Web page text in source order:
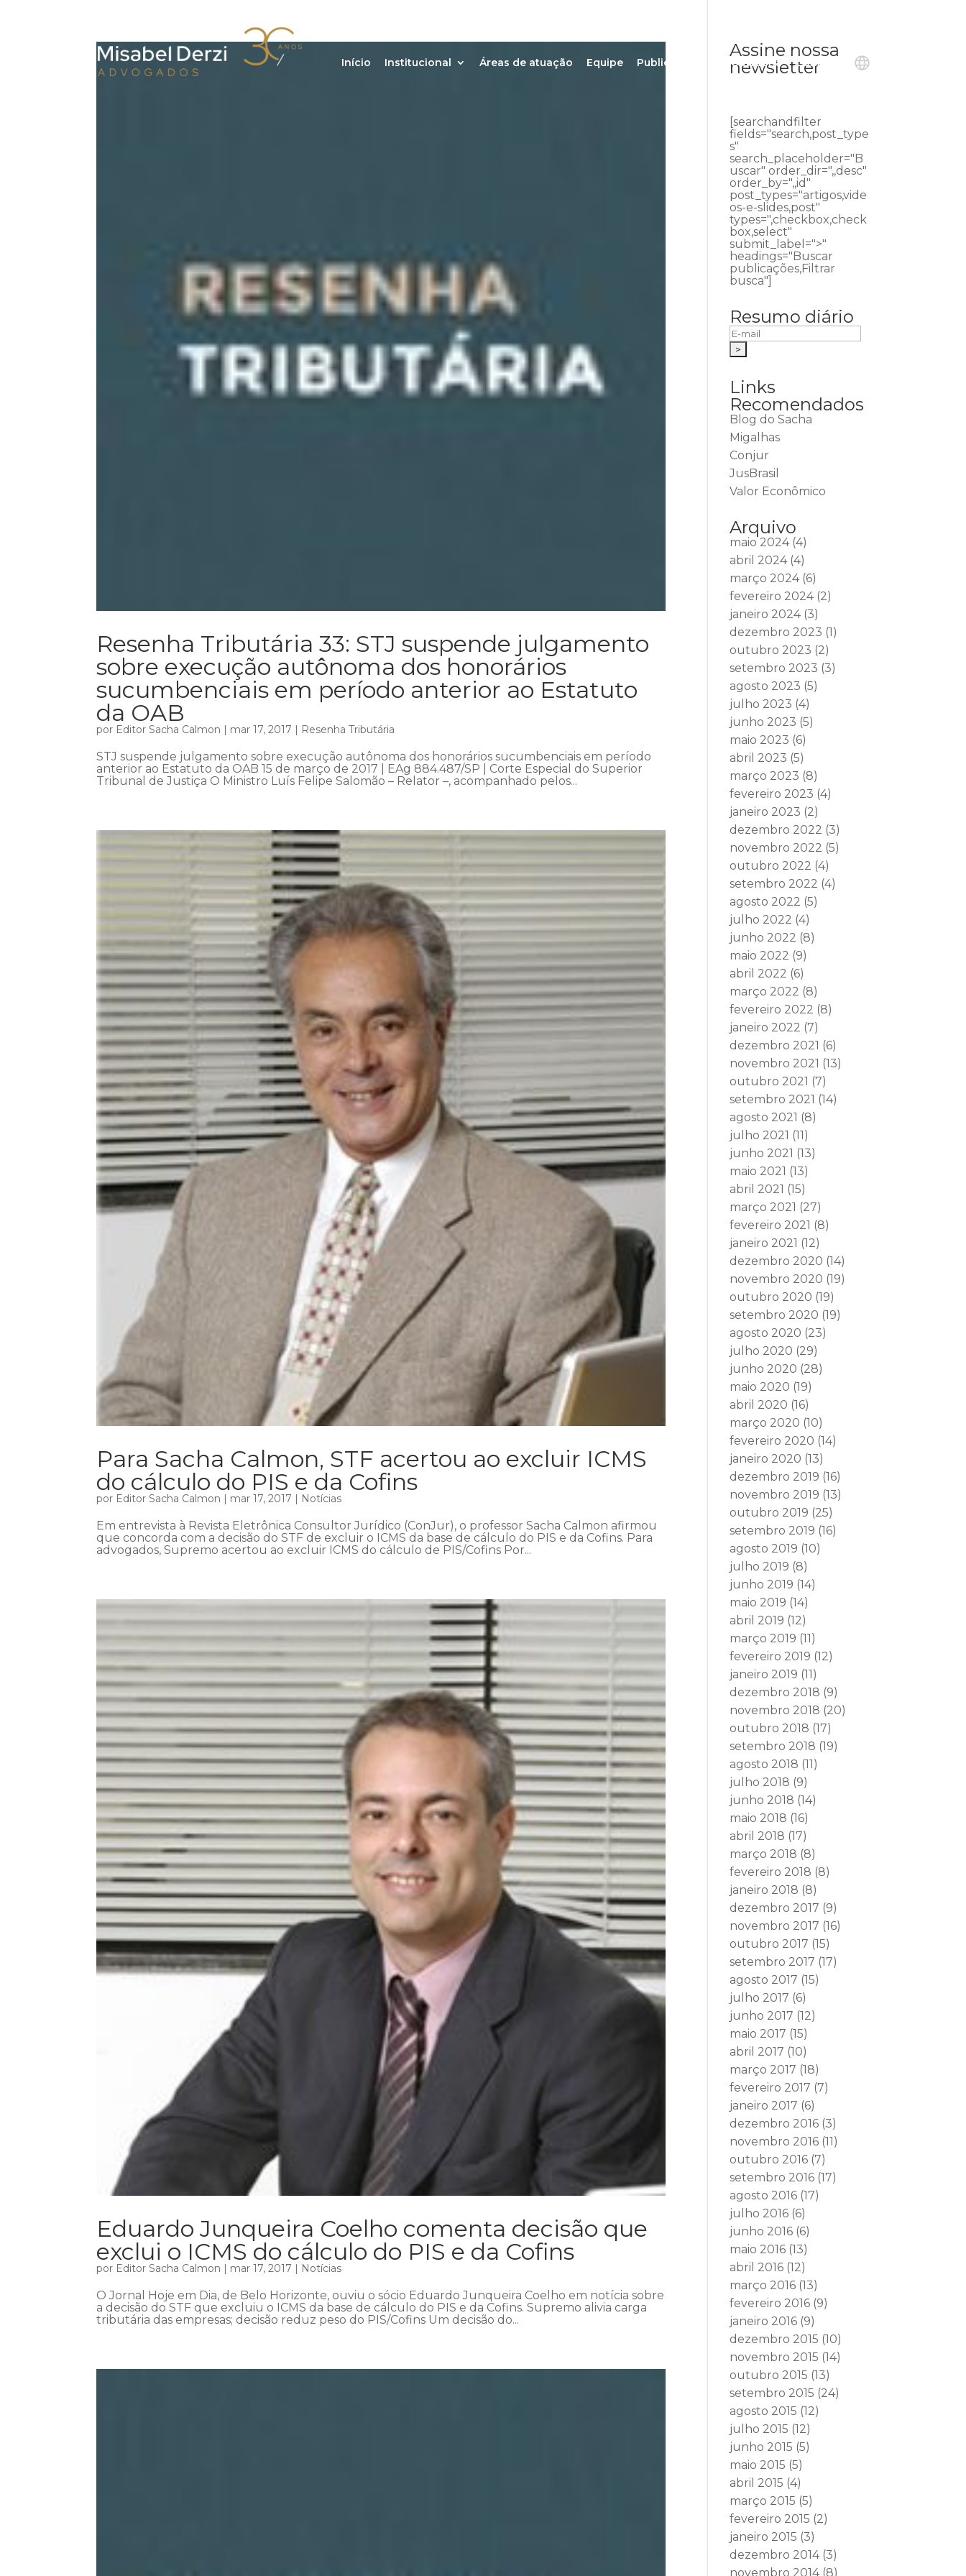
Início Institucional Áreas de atuação Equipe Publicações Ouvidoria Contato
Resenha Tributária 33: STJ suspende julgamento
sobre execução autônoma dos honorários
sucumbenciais em período anterior ao Estatuto
da OAB
por Editor Sacha Calmon | mar 17, 2017 | Resenha Tributária
STJ suspende julgamento sobre execução autônoma dos honorários sucumbenciais em período
anterior ao Estatuto da OAB 15 de março de 2017 | EAg 884.487/SP | Corte Especial do Superior
Tribunal de Justiça O Ministro Luís Felipe Salomão – Relator –, acompanhado pelos...
Para Sacha Calmon, STF acertou ao excluir ICMS
do cálculo do PIS e da Cofins
por Editor Sacha Calmon | mar 17, 2017 | Notícias
Em entrevista à Revista Eletrônica Consultor Jurídico (ConJur), o professor Sacha Calmon afirmou
que concorda com a decisão do STF de excluir o ICMS da base de cálculo do PIS e da Cofins. Para
advogados, Supremo acertou ao excluir ICMS do cálculo de PIS/Cofins Por...
Eduardo Junqueira Coelho comenta decisão que
exclui o ICMS do cálculo do PIS e da Cofins
por Editor Sacha Calmon | mar 17, 2017 | Notícias
O Jornal Hoje em Dia, de Belo Horizonte, ouviu o sócio Eduardo Junqueira Coelho em notícia sobre
a decisão do STF que excluiu o ICMS da base de cálculo do PIS e da Cofins. Supremo alivia carga
tributária das empresas; decisão reduz peso do PIS/Cofins Um decisão do...
Assine nossa
newsletter
[searchandfilter
fields="search,post_type
s"
search_placeholder="B
uscar" order_dir=",,desc"
order_by=",,id"
post_types="artigos,vide
os-e-slides,post"
types=",checkbox,check
box,select"
submit_label=">"
headings="Buscar
publicações,Filtrar
busca"]
Resumo diário
Links
Recomendados
Blog do Sacha
Migalhas
Conjur
JusBrasil
Valor Econômico
Arquivo
maio 2024(4)
abril 2024(4)
março 2024(6)
fevereiro 2024(2)
janeiro 2024(3)
dezembro 2023 (1)
outubro 2023 (2)
setembro 2023 (3)
agosto 2023 (5)
julho 2023 (4)
junho 2023 (5)
maio 2023 (6)
abril 2023 (5)
março 2023 (8)
fevereiro 2023 (4)
janeiro 2023 (2)
dezembro 2022 (3)
novembro 2022 (5)
outubro 2022 (4)
setembro 2022 (4)
agosto 2022 (5)
julho 2022 (4)
junho 2022 (8)
maio 2022 (9)
abril 2022 (6)
março 2022 (8)
fevereiro 2022 (8)
janeiro 2022 (7)
dezembro 2021 (6)
novembro 2021 (13)
outubro 2021 (7)
setembro 2021 (14)
agosto 2021 (8)
julho 2021 (11)
junho 2021 (13)
maio 2021 (13)
abril 2021 (15)
março 2021 (27)
fevereiro 2021 (8)
janeiro 2021 (12)
dezembro 2020 (14)
novembro 2020 (19)
outubro 2020 (19)
setembro 2020 (19)
agosto 2020 (23)
julho 2020 (29)
junho 2020 (28)
maio 2020 (19)
abril 2020 (16)
março 2020 (10)
fevereiro 2020 (14)
janeiro 2020 (13)
dezembro 2019 (16)
novembro 2019 (13)
outubro 2019 (25)
setembro 2019 (16)
agosto 2019 (10)
julho 2019 (8)
junho 2019 (14)
maio 2019 (14)
abril 2019 (12)
março 2019 (11)
fevereiro 2019 (12)
janeiro 2019 (11)
dezembro 2018 (9)
novembro 2018 (20)
outubro 2018 (17)
setembro 2018 (19)
agosto 2018 (11)
julho 2018 (9)
junho 2018 (14)
maio 2018 (16)
abril 2018 (17)
março 2018 (8)
fevereiro 2018 (8)
janeiro 2018 (8)
dezembro 2017 (9)
novembro 2017 (16)
outubro 2017 (15)
setembro 2017 (17)
agosto 2017 (15)
julho 2017 (6)
junho 2017 (12)
maio 2017 (15)
abril 2017 (10)
março 2017 (18)
fevereiro 2017 (7)
janeiro 2017 (6)
dezembro 2016 (3)
novembro 2016 (11)
outubro 2016 (7)
setembro 2016 (17)
agosto 2016 (17)
julho 2016 (6)
junho 2016 (6)
maio 2016 (13)
abril 2016 (12)
março 2016 (13)
fevereiro 2016 (9)
janeiro 2016 (9)
dezembro 2015 (10)
novembro 2015 (14)
outubro 2015 (13)
setembro 2015 (24)
agosto 2015 (12)
julho 2015 (12)
junho 2015 (5)
maio 2015 (5)
abril 2015 (4)
março 2015 (5)
fevereiro 2015 (2)
janeiro 2015 (3)
dezembro 2014(3)
novembro 2014(8)